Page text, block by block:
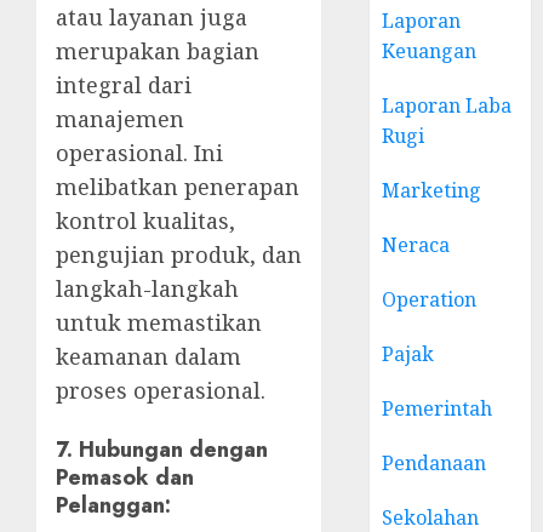
atau layanan juga
merupakan bagian
integral dari
manajemen
operasional. Ini
melibatkan penerapan
kontrol kualitas,
pengujian produk, dan
langkah-langkah
untuk memastikan
keamanan dalam
proses operasional.
7. Hubungan dengan
Pemasok dan
Pelanggan:
Laporan
Keuangan
Laporan Laba
Rugi
Marketing
Neraca
Operation
Pajak
Pemerintah
Pendanaan
Sekolahan